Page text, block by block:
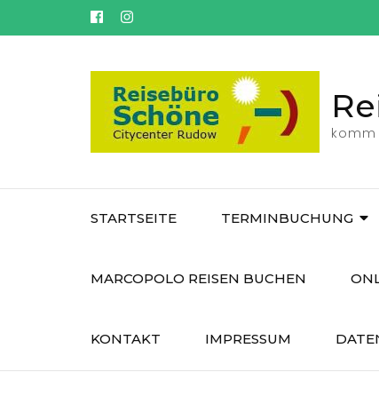
komm
STARTSEITE TERMINBUCHUNG
MARCOPOLO REISEN BUCHEN
KONTAKT IMPRESSUM